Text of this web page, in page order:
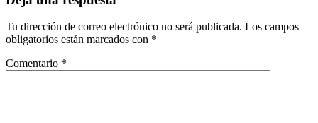
entradas
Tu dirección de correo electrónico no será publicada. Los campos
obligatorios están marcados con *
Comentario *